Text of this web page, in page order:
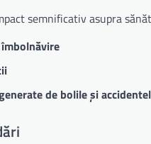
semnificativ asupra
de bolile și